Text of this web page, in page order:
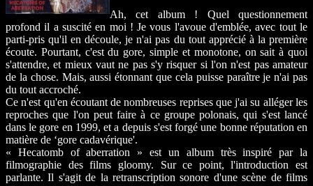
Ah, cet album ! Quel questionnement
profond il a suscité en moi ! Je vous l'avoue d'emblée, avec tout le
parti-pris qu'il en découle, je n'ai pas du tout apprécié à la première
écoute. Pourtant, c'est du gore, simple et monotone, on sait à quoi
s'attendre, et mieux vaut ne pas s'y risquer si l'on n'est pas amateur
de la chose. Mais, aussi étonnant que cela puisse paraître je n'ai pas
du tout accroché.
Ce n'est qu'en écoutant de nombreuses reprises que j'ai su alléger les
reproches que l'on peut faire à ce groupe polonais, qui s'est lancé
dans le gore en 1999, et a depuis s'est forgé une bonne réputation en
matière de ‘gore cadavérique'.
« Hecatomb of aberration » est un album très inspiré par la
filmographie des films gloomy. Sur ce point, l'introduction est
parlante. Il s'agit de la retranscription sonore d'une scène de films